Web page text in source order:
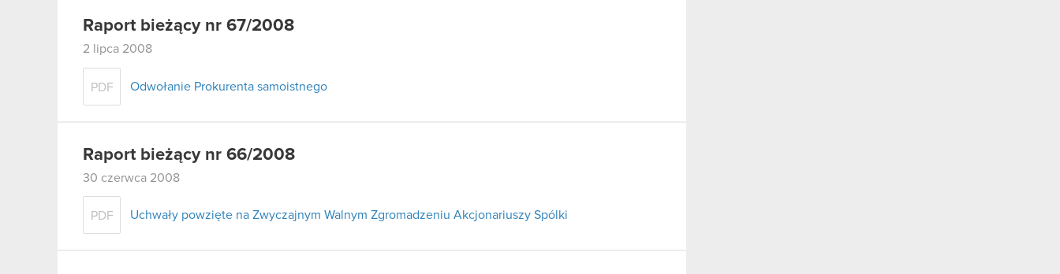
Raport bieżący nr 67/2008
2 lipca 2008
PDF Odwołanie Prokurenta samoistnego
Raport bieżący nr 66/2008
30 czerwca 2008
PDF Uchwały powzięte na Zwyczajnym Walnym Zgromadzeniu Akcjonariuszy Spólki